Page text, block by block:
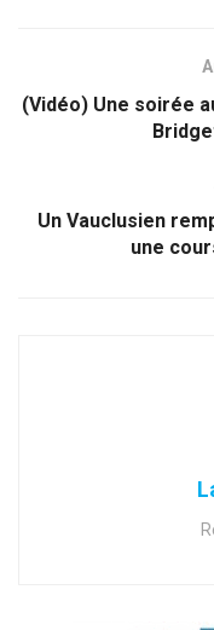
(Vidéo) Une soirée
Un Vauclusien
une